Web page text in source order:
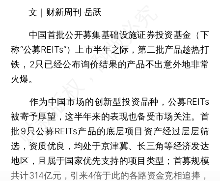
文｜财新周刊 岳跃
中国首批公开募集基础设施证券投资基金（下
称“公募REITs”）上市半年之际，第二批产品趁热打
铁，2只已经公布询价结果的产品不出意外地非常
火爆。
作为中国市场的创新型投资品种，公募REITs
被寄予厚望，这半年来的表现也备受市场关注。首
批9只公募REITs产品的底层项目资产经过层层筛
选，资质优良，均处于京津冀、长三角等经济发达
地区，且属于国家优先支持的项目类型；首募规模
共计314亿元，引来4倍于此的各路资金竞相追捧，